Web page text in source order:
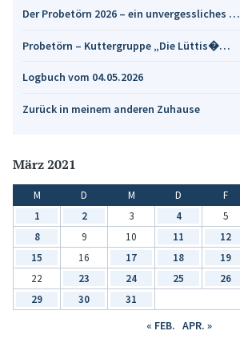
Der Probetörn 2026 – ein unvergessliches …
Probetörn – Kuttergruppe „Die Lüttis�…
Logbuch vom 04.05.2026
Zurück in meinem anderen Zuhause
März 2021
M D M D F
1
2 3 4 5
8
9 10 11 12
15
16 17 18 19
22
23 24 25 26
29
30 31
« FEB. APR. »